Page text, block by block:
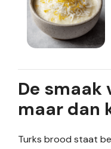
De smaak
maar dan
Turks brood staat